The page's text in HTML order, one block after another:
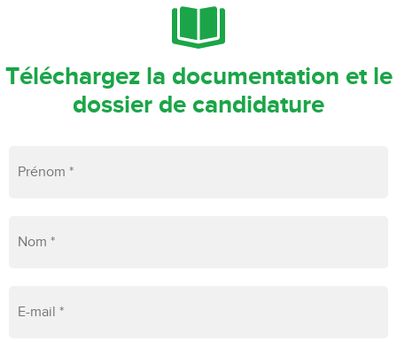
Téléchargez la documentation et le
dossier de candidature